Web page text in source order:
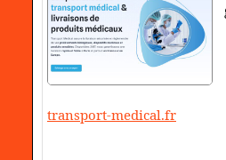
transport-medical.fr